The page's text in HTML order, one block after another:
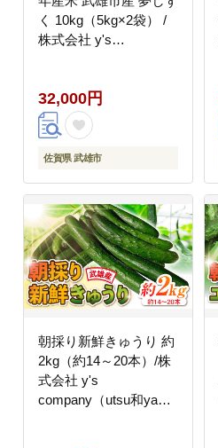
く 10kg（5kg×2袋） /
株式会社 y's
32,000円
佐賀県 武雄市
朝採り新鮮きゅうり 約
2kg（約14～20本）/株
式会社 y's
company（utsu和ya）